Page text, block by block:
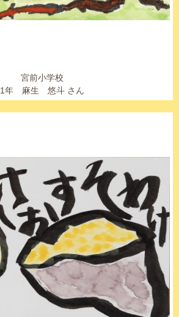
宮前小学校
1年 麻生 悠斗 さん